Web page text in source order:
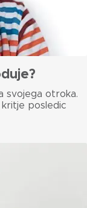
svojega otroka.
kritje posledic